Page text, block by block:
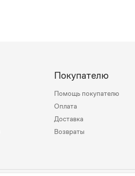
Покупателю
Помощь покупателю
Оплата
Доставка
Возвраты